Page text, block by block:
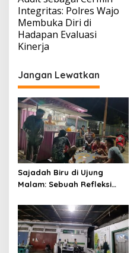
pos
Integritas: Polres Wajo
Membuka Diri di
Hadapan Evaluasi
Kinerja
Jangan Lewatkan
Sajadah Biru di Ujung
Malam: Sebuah Refleksi
Silaturahmi